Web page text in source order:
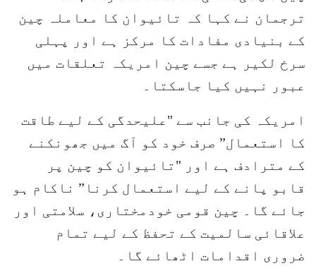
ترجمان نے کہا کہ تائیوان کا معاملہ چین
کے بنیادی مفادات کا مرکز ہے اور پہلی
سرخ لکیر ہے جسے چین امریکہ تعلقات میں
عبور نہیں کیا جاسکتا۔
امریکہ کی جانب سے "علیحدگی کے لیے طاقت
کا استعمال” صرف خود کو آگ میں جھونکنے
کے مترادف ہے اور "تائیوان کو چین پر
قابو پانے کے لیے استعمال کرنا” ناکام ہو
جائے گا۔ چین قومی خودمختاری، سلامتی اور
علاقائی سالمیت کے تحفظ کے لیے تمام
ضروری اقدامات اٹھائے گا۔